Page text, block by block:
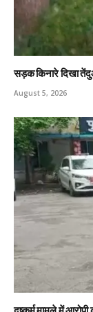
सड़क किनारे दिखा
August 5, 2026